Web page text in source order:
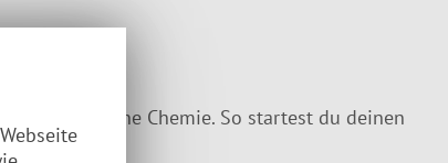
– ganz ohne Chemie. So startest du deinen